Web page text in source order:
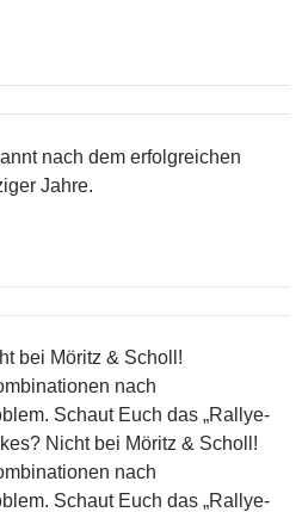
nach dem erfolgreichen
Jahre.
bei Möritz & Scholl!
nach
Schaut Euch das „Rallye-
Nicht bei Möritz & Scholl!
nach
Schaut Euch das „Rallye-